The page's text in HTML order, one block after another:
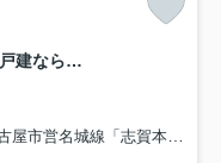
MELDIA東区芳野111④｜名古屋市の戸建ならホームアップ
市営名城線「志賀本通」駅 徒歩19分